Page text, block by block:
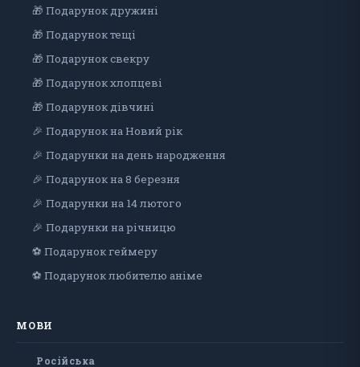
🎁 Подарунок дружині
🎁 Подарунок тещі
🎁 Подарунок свекру
🎁 Подарунок хлопцеві
🎁 Подарунок дiвчинi
🎉 Подарунок на Новий рік
🎉 Подарунки на день народження
🎉 Подарунок на 8 березня
🎉 Подарунки на 14 лютого
🎉 Подарунки на річницю
⚽ Подарунок геймеру
⚽ Подарунок любителю аніме
МОВИ
Російська